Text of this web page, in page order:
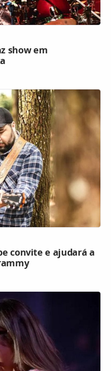
show em
convite e ajudará a